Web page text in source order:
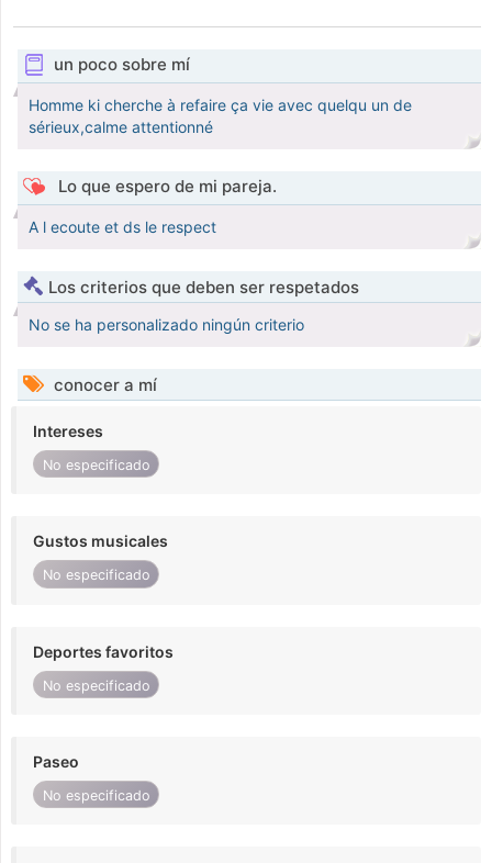
un poco sobre mí
Homme ki cherche à refaire ça vie avec quelqu un de
sérieux,calme attentionné
Lo que espero de mi pareja.
A l ecoute et ds le respect
Los criterios que deben ser respetados
No se ha personalizado ningún criterio
conocer a mí
Intereses
No especificado
Gustos musicales
No especificado
Deportes favoritos
No especificado
Paseo
No especificado